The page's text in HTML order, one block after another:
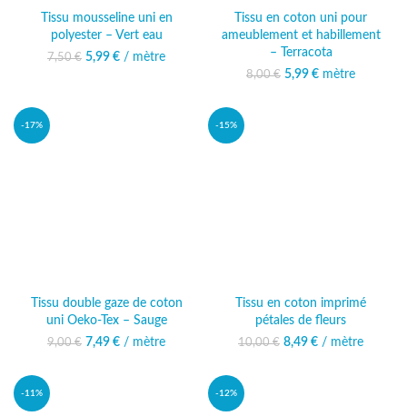
Tissu mousseline uni en
polyester – Vert eau
7,50€
Le prix initial était :
5,99 € Le prix actuel
/ mètre
Tissu en coton uni pour
ameublement et habillement
– Terracota
8,00€ Le prix initial était :
5,99 € Le prix actuel
mètre
-17%
Tissu double gaze de coton
uni Oeko-Tex – Sauge
9,00€
Le prix initial était :
7,49 € Le prix actuel
/ mètre
-15%
Tissu en coton imprimé
pétales de fleurs
10,00€ Le prix initial était :
8,49 € Le prix actuel
/ mètre
-11% -12%